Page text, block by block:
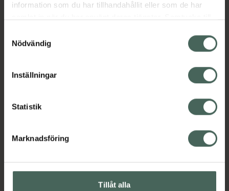
information som du har tillhandahållit eller som de har
återkalla ditt samtycke via webbplatsens
cookieinställningar. Ett återkallat samtycke påverkar inte
lagligheten av behandling som skett innan återkallelsen.
Nödvändig
Inställningar
Statistik
Marknadsföring
Tillåt alla
Mage
Kronans Apotek finns här för dig. Du hittar oss från Skåne i
syd till Lappland i norr, och online i mobilen och på
datorn. Oavsett vem du är så är det vårt uppdrag att
med oss.